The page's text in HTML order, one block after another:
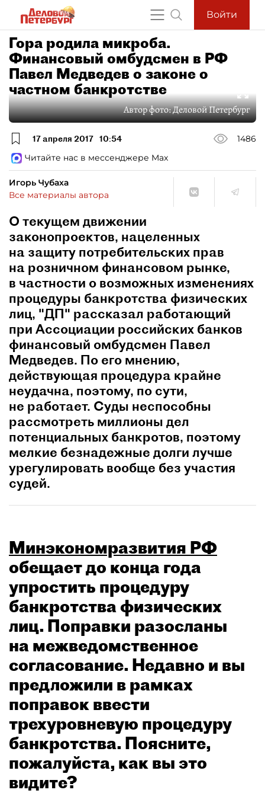
Войти
Гора родила микроба.
Финансовый омбудсмен в РФ
Павел Медведев о законе о
частном банкротстве
Автор фото:Деловой Петербург
17 апреля 2017 10:54
1486
Читайте нас в мессенджере Max
Игорь Чубаха
Все материалы автора
О текущем движении
законопроектов, нацеленных
на защиту потребительских прав
на розничном финансовом рынке,
в частности о возможных изменениях
процедуры банкротства физических
лиц, "ДП" рассказал работающий
при Ассоциации российских банков
финансовый омбудсмен Павел
Медведев. По его мнению,
действующая процедура крайне
неудачна, поэтому, по сути,
не работает. Суды неспособны
рассмотреть миллионы дел
потенциальных банкротов, поэтому
мелкие безнадежные долги лучше
урегулировать вообще без участия
судей.
Минэкономразвития РФ
обещает до конца года
упростить процедуру
банкротства физических
лиц. Поправки разосланы
на межведомственное
согласование. Недавно и вы
предложили в рамках
поправок ввести
трехуровневую процедуру
банкротства. Поясните,
пожалуйста, как вы это
видите?